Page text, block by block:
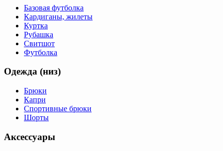
Базовая футболка
Кардиганы, жилеты
Куртка
Рубашка
Свитшот
Футболка
Одежда (низ)
Брюки
Капри
Спортивные брюки
Шорты
Аксессуары